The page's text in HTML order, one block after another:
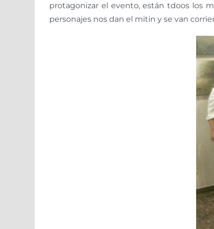
protagonizar el evento, están tdoos los
personajes nos dan el mitin y se van